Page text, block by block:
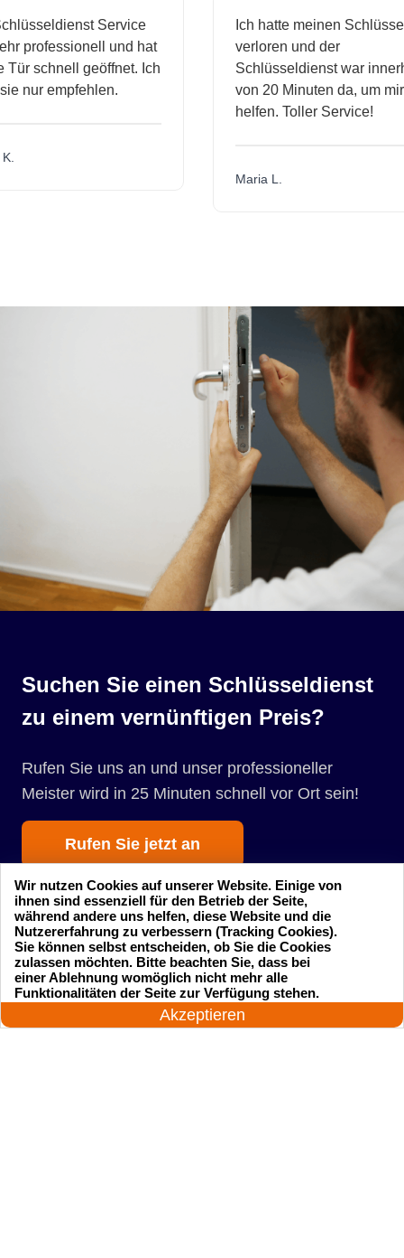
Service
und hat
schnell geöffnet. Ich
empfehlen.
Ich hatte meinen Schlüssel
verloren und der
Schlüsseldienst war
von 20 Minuten da, um mir zu
helfen. Toller Service!
Maria L.
Suchen Sie einen Schlüsseldienst
zu einem vernünftigen Preis?
Rufen Sie uns an und unser professioneller
Meister wird in 25 Minuten schnell vor Ort sein!
Rufen Sie jetzt an
Startseite Einsatzgebiete
Preise
24 Stunden am Tag
Akzeptieren
Wir nutzen Cookies auf unserer Website. Einige von
ihnen sind essenziell für den Betrieb der Seite,
während andere uns helfen, diese Website und die
Nutzererfahrung zu verbessern (Tracking Cookies).
Sie können selbst entscheiden, ob Sie die Cookies
zulassen möchten. Bitte beachten Sie, dass bei
einer Ablehnung womöglich nicht mehr alle
Funktionalitäten der Seite zur Verfügung stehen.